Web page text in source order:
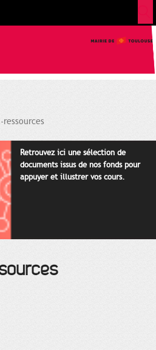
ressources
Retrouvez ici une sélection de
documents issus de nos fonds pour
appuyer et illustrer vos cours.